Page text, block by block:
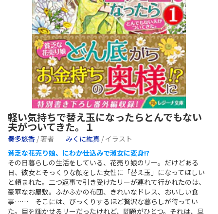
軽い気持ちで替え玉になったらとんでもない
夫がついてきた。１
奏多悠香 / 著者 みくに紘真 / イラスト
貧乏な花売り娘、にわか仕込みで淑女に変身!?
その日暮らしの生活をしている、花売り娘のリー。だけどある
日、彼女とそっくりな顔をした女性に「替え玉」になってほしい
と頼まれた。二つ返事で引き受けたリーが連れて行かれたのは、
豪華なお屋敷。ふかふかの布団、きれいなドレス、おいしい食
事…… そこには、びっくりするほど贅沢な暮らしが待ってい
た。目を輝かせるリーだったけれど、問題がひとつ。それは、旦